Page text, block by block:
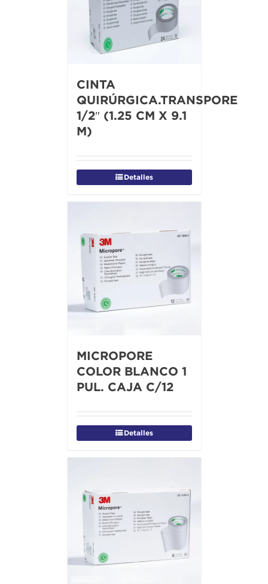
CINTA
QUIRÚRGICA.TRANSPORE
1/2″ (1.25 CM X 9.1
M)
Detalles
MICROPORE
COLOR BLANCO 1
PUL. CAJA C/12
Detalles